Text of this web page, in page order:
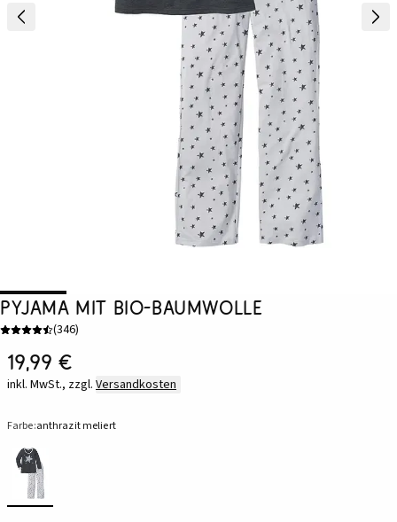
Pyjama mit Bio-Baumwolle
(346)
19,99 €
inkl. MwSt., zzgl. Versandkosten
Farbe:anthrazit meliert